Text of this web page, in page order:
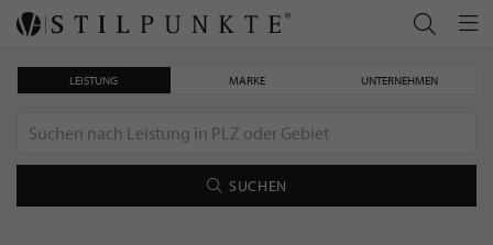
LEISTUNG MARKE UNTERNEHMEN
SUCHEN